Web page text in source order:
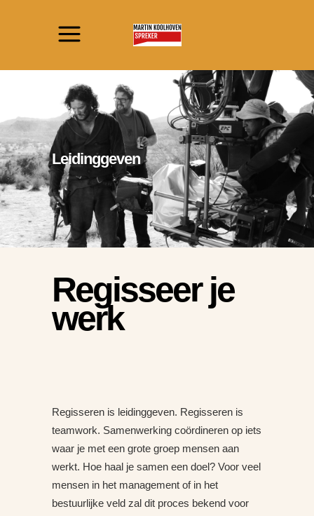
Leidinggeven
Regisseer je
werk
Regisseren is leidinggeven. Regisseren is
teamwork. Samenwerking coördineren op iets
waar je met een grote groep mensen aan
werkt. Hoe haal je samen een doel? Voor veel
mensen in het management of in het
bestuurlijke veld zal dit proces bekend voor